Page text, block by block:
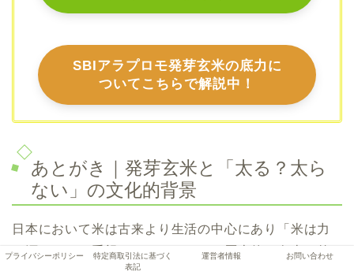
SBIアラプロモ発芽玄米の底力に
ついてこちらで解説中！
あとがき｜発芽玄米と「太る？太ら
ない」の文化的背景
日本において米は古来より生活の中心にあり「米は力
の源」として重視されてきました。歴史的に白米は贅
沢品であり玄米は庶民的で質素と見なされてきまし
プライバシーポリシー
特定商取引法に基づく
表記
運営者情報 お問い合わせ